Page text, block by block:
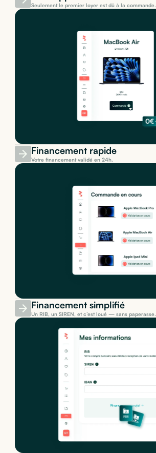
Seulement le premier loyer est dû à la commande.
Financement rapide
Votre financement validé en 24h.
Financement simplifié
Un RIB, un SIREN, et c’est loué — sans paperasse.